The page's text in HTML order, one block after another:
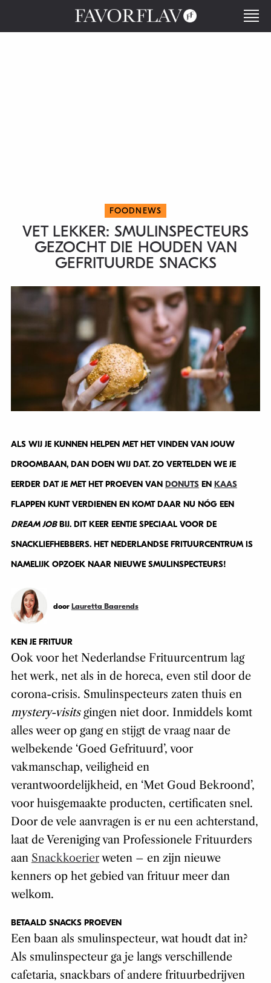
FOODNEWS
VET LEKKER: SMULINSPECTEURS
GEZOCHT DIE HOUDEN VAN
GEFRITUURDE SNACKS
ALS WIJ JE KUNNEN HELPEN MET HET VINDEN VAN JOUW
DROOMBAAN, DAN DOEN WIJ DAT. ZO VERTELDEN WE JE
EERDER DAT JE MET HET PROEVEN VAN DONUTSEN KAAS
FLAPPEN KUNT VERDIENEN EN KOMT DAAR NU NÓG EEN
DREAM JOBBIJ. DIT KEER EENTJE SPECIAAL VOOR DE
SNACKLIEFHEBBERS. HET NEDERLANDSE FRITUURCENTRUM IS
NAMELIJK OPZOEK NAAR NIEUWE SMULINSPECTEURS!
door Lauretta Baarends
KEN JE FRITUUR
Ook voor het Nederlandse Frituurcentrum lag
het werk, net als in de horeca, even stil door de
corona-crisis. Smulinspecteurs zaten thuis en
mystery-visitsgingen niet door. Inmiddels komt
alles weer op gang en stijgt de vraag naar de
welbekende ‘Goed Gefrituurd’, voor
vakmanschap, veiligheid en
verantwoordelijkheid, en ‘Met Goud Bekroond’,
voor huisgemaakte producten, certificaten snel.
Door de vele aanvragen is er nu een achterstand,
laat de Vereniging van Professionele Frituurders
aan Snackkoerierweten – en zijn nieuwe
kenners op het gebied van frituur meer dan
welkom.
BETAALD SNACKS PROEVEN
Een baan als smulinspecteur, wat houdt dat in?
Als smulinspecteur ga je langs verschillende
cafetaria, snackbars of andere frituurbedrijven